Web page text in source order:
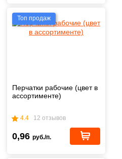
Топ продаж
Перчатки рабочие (цвет в
ассортименте)
4.4 12 отзывов
0,96 руб./п.